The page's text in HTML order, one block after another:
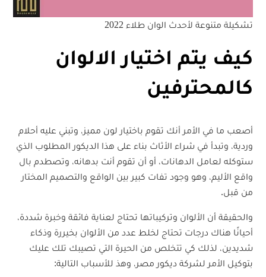
تشكيلة متنوعة لأحدث الوان طلاء 2022
كيف يتم اختيار الالوان
كالمحترفين
أصعب ما في الأمر أنك تقوم باختيار لون مميز، وتبني عليه أحلام
وردية، وتبدأ في شراء الأثاث بناء على هذا الديكور المطلوب الذي
ستوكله لعامل الدهانات، أو أن تقوم أنت بدهانه، وتصطدم بال
واقع الأليم، وهو وجود تفات كبير بين الواقع والتصميم المختار
من قبل.
والحقيقة أن الألوان وتركيباتها تحتاج لعناية فائقة وخبرة شددة،
أحيانًا هناك درجات تحتاج لخلط عدد من الألوان بخيررة وذكاء
شديدين، لذلك كي تتخلص من الحيرة التي تصيبك تلك عليك
بتوكيل الأمر لشركة ديكور مصر، وهذ للأسباب التالية: